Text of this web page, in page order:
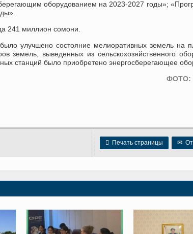
оборудованием на 2023-2027 годы»;
241 миллион сомони.
улучшено состояние мелиоративных земель на
земель, выведенных из сельскохозяйственного
станций было приобретено энергосберегающее
ФОТО:
 Печать страницы ✉